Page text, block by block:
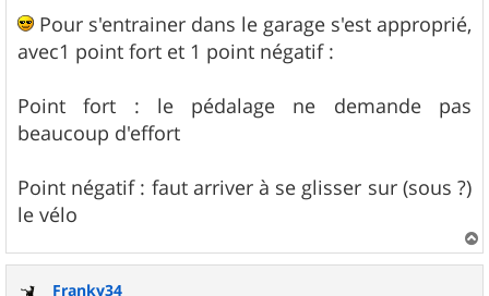
s
a
Pour s'entrainer dans le garage s'est approprié,
avec1 point fort et 1 point négatif :
Point fort : le pédalage ne demande pas
beaucoup d'effort
Point négatif : faut arriver à se glisser sur (sous ?)
le vélo
a
Franky34